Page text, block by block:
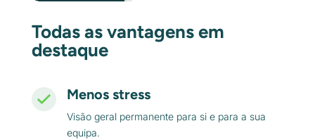
Todas as vantagens em
destaque
Menos stress
Visão geral permanente para si e para a sua
equipa.